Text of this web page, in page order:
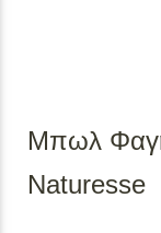
Μπωλ
Naturesse